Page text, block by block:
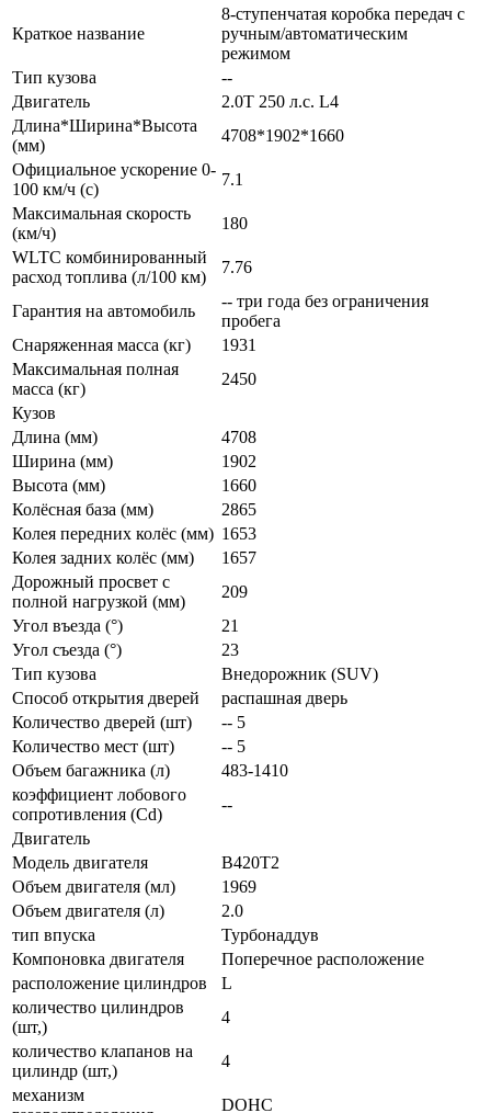
Краткое название
8-ступенчатая коробка передач с
ручным/автоматическим
режимом
Тип кузова
--
Двигатель
2.0T 250 л.с. L4
Длина*Ширина*Высота
(мм)
4708*1902*1660
Официальное ускорение 0-
100 км/ч (с)
7.1
Максимальная скорость
(км/ч)
180
WLTC комбинированный
расход топлива (л/100 км)
7.76
Гарантия на автомобиль
-- три года без ограничения
пробега
Снаряженная масса (кг)
1931
Максимальная полная
масса (кг)
2450
Кузов
Длина (мм)
4708
Ширина (мм)
1902
Высота (мм)
1660
Колёсная база (мм)
2865
Колея передних колёс (мм) 1653
Колея задних колёс (мм)
1657
Дорожный просвет с
полной нагрузкой (мм)
209
Угол въезда (°)
21
Угол съезда (°)
23
Тип кузова
Внедорожник (SUV)
Способ открытия дверей
распашная дверь
Количество дверей (шт)
-- 5
Количество мест (шт)
-- 5
Объем багажника (л)
483-1410
коэффициент лобового
сопротивления (Cd)
--
Двигатель
Модель двигателя
B420T2
Объем двигателя (мл)
1969
Объем двигателя (л)
2.0
тип впуска
Турбонаддув
Компоновка двигателя
Поперечное расположение
расположение цилиндров
L
количество цилиндров
(шт,)
4
количество клапанов на
цилиндр (шт,)
4
механизм
DOHC